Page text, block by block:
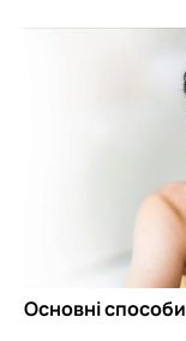
Основні